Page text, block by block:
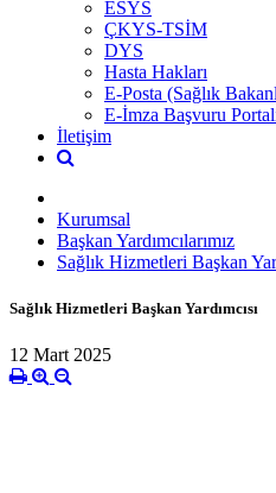
ESYS
ÇKYS-TSİM
DYS
Hasta Hakları
E-Posta (Sağlık
E-İmza Başvuru
İletişim
Kurumsal
Başkan Yardımcılarımız
Sağlık Hizmetleri Başkan
Sağlık Hizmetleri Başkan Yardımcısı
12 Mart 2025
Sağlık